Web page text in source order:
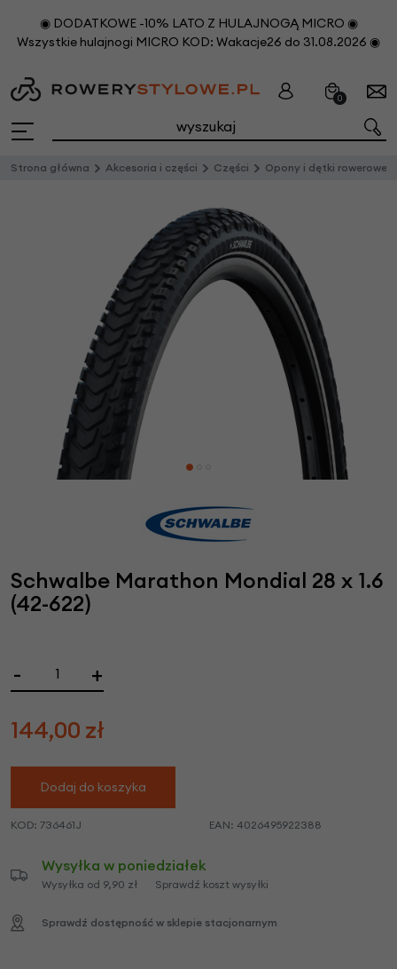
◉ DODATKOWE -10% LATO Z HULAJNOGĄ MICRO ◉
Wszystkie hulajnogi MICRO KOD: Wakacje26 do 31.08.2026 ◉
0
Strona główna Akcesoria i części Części Opony i dętki rowerowe
Schwalbe Marathon Mondial 28 x 1.6
(42-622)
- +
144,00 zł
Dodaj do koszyka
KOD: 736461J EAN: 4026495922388
Wysyłka w poniedziałek
Wysyłka od 9,90 zł Sprawdź koszt wysyłki
Sprawdź dostępność w sklepie stacjonarnym